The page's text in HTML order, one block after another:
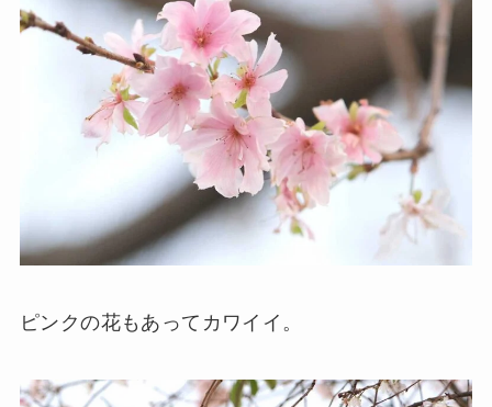
ピンクの花もあってカワイイ。